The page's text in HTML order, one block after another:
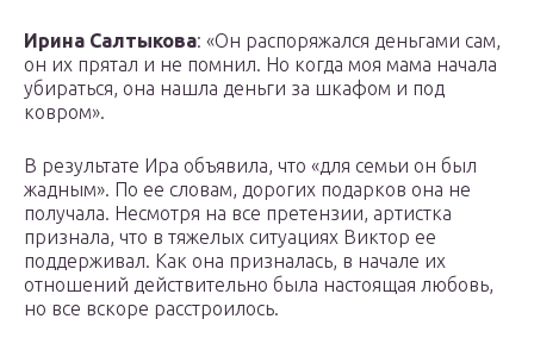
Ирина Салтыкова: «Он распоряжался деньгами сам,
он их прятал и не помнил. Но когда моя мама начала
убираться, она нашла деньги за шкафом и под
ковром».
В результате Ира объявила, что «для семьи он был
жадным». По ее словам, дорогих подарков она не
получала. Несмотря на все претензии, артистка
признала, что в тяжелых ситуациях Виктор ее
поддерживал. Как она призналась, в начале их
отношений действительно была настоящая любовь,
но все вскоре расстроилось.